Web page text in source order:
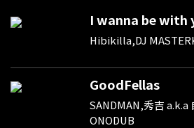
I wanna be with
Hibikilla,DJ
GoodFellas
SANDMAN,秀吉
ONODUB